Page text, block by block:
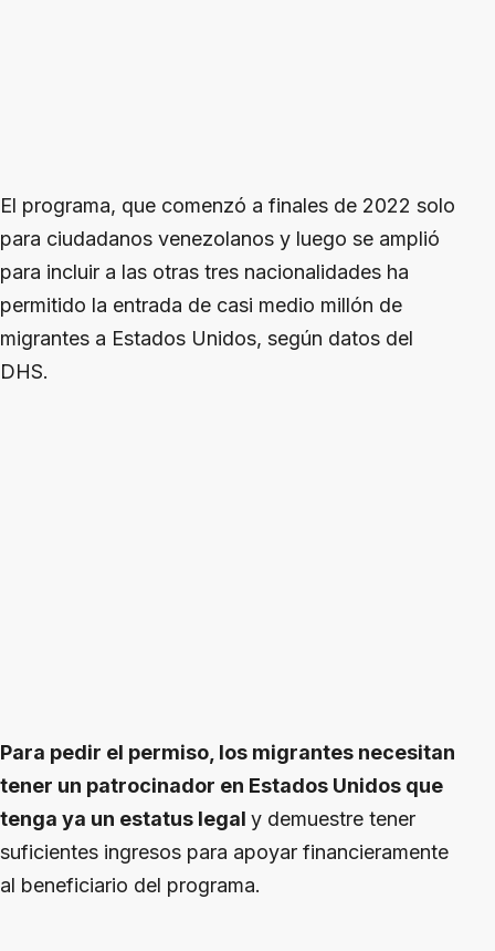
El programa, que comenzó a finales de 2022 solo
para ciudadanos venezolanos y luego se amplió
para incluir a las otras tres nacionalidades ha
permitido la entrada de casi medio millón de
migrantes a Estados Unidos, según datos del
DHS.
Para pedir el permiso, los migrantes necesitan
tener un patrocinador en Estados Unidos que
tenga ya un estatus legal y demuestre tener
suficientes ingresos para apoyar financieramente
al beneficiario del programa.